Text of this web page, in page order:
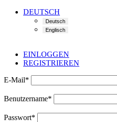
DEUTSCH
EINLOGGEN
REGISTRIEREN
E-Mail*
Benutzername*
Passwort*